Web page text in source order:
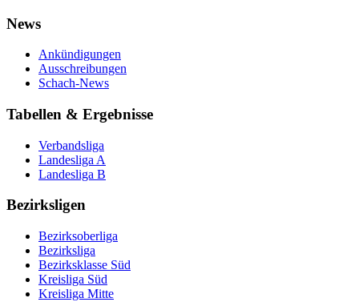
News
Ankündigungen
Ausschreibungen
Schach-News
Tabellen & Ergebnisse
Verbandsliga
Landesliga A
Landesliga B
Bezirksligen
Bezirksoberliga
Bezirksliga
Bezirksklasse Süd
Kreisliga Süd
Kreisliga Mitte